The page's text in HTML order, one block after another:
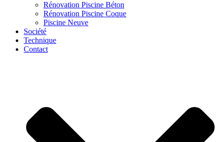
Rénovation Piscine Béton
Rénovation Piscine Coque
Piscine Neuve
Société
Technique
Contact